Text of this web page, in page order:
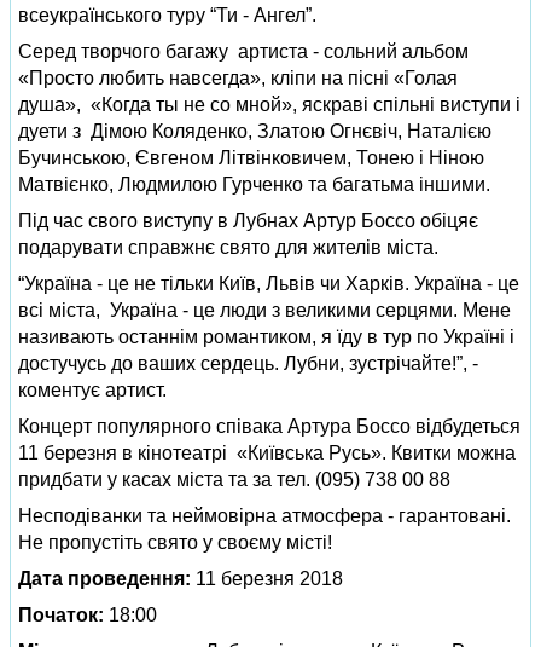
всеукраїнського туру “Ти - Ангел”.
Серед творчого багажу артиста - сольний альбом
«Просто любить навсегда», кліпи на пісні «Голая
душа», «Когда ты не со мной», яскраві спільні виступи і
дуети з Дімою Коляденко, Златою Огнєвіч, Наталією
Бучинською, Євгеном Літвінковичем, Тонею і Ніною
Матвієнко, Людмилою Гурченко та багатьма іншими.
Під час свого виступу в Лубнах Артур Боссо обіцяє
подарувати справжнє свято для жителів міста.
“Україна - це не тільки Київ, Львів чи Харків. Україна - це
всі міста, Україна - це люди з великими серцями. Мене
називають останнім романтиком, я їду в тур по Україні і
достучусь до ваших сердець. Лубни, зустрічайте!”, -
коментує артист.
Концерт популярного співака Артура Боссо відбудеться
11 березня в кінотеатрі «Київська Русь». Квитки можна
придбати у касах міста та за тел. (095) 738 00 88
Несподіванки та неймовірна атмосфера - гарантовані.
Не пропустіть свято у своєму місті!
Дата проведення: 11 березня 2018
Початок: 18:00